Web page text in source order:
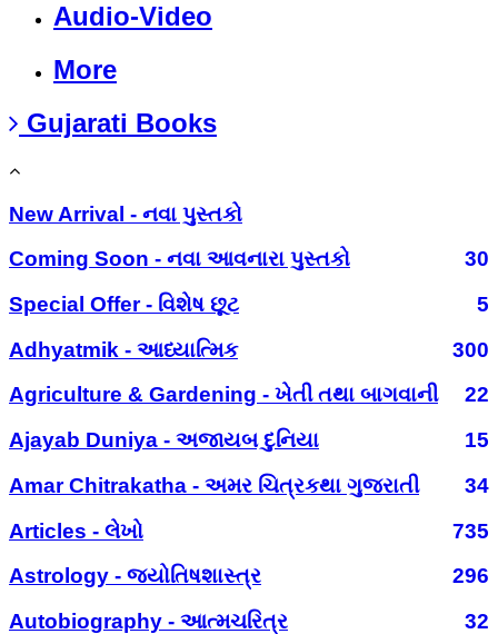
Audio-Video
More
Gujarati Books
New Arrival - નવા પુસ્તકો
Coming Soon - નવા આવનારા પુસ્તકો
30
Special Offer - વિશેષ છૂટ
5
Adhyatmik - આધ્યાત્મિક
300
Agriculture & Gardening - ખેતી તથા બાગવાની
22
Ajayab Duniya - અજાયબ દુનિયા
15
Amar Chitrakatha - અમર ચિત્રકથા ગુજરાતી
34
Articles - લેખો
735
Astrology - જ્યોતિષશાસ્ત્ર
296
Autobiography - આત્મચરિત્ર
32